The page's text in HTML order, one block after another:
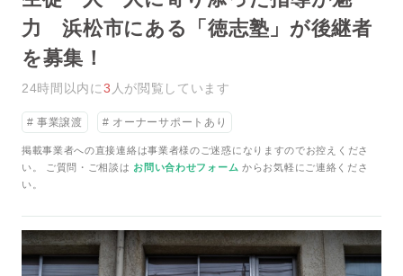
力 浜松市にある「徳志塾」が後継者
を募集！
24時間以内に3 人が閲覧しています
事業譲渡 オーナーサポートあり
掲載事業者への直接連絡は事業者様のご迷惑になりますのでお控えくださ
い。 ご質問・ご相談は お問い合わせフォーム からお気軽にご連絡くださ
い。